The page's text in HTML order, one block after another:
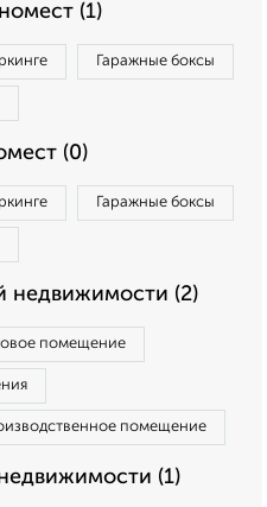
(1)
Гаражные боксы
(0)
Гаражные боксы
недвижимости (2)
помещение
помещение
(1)